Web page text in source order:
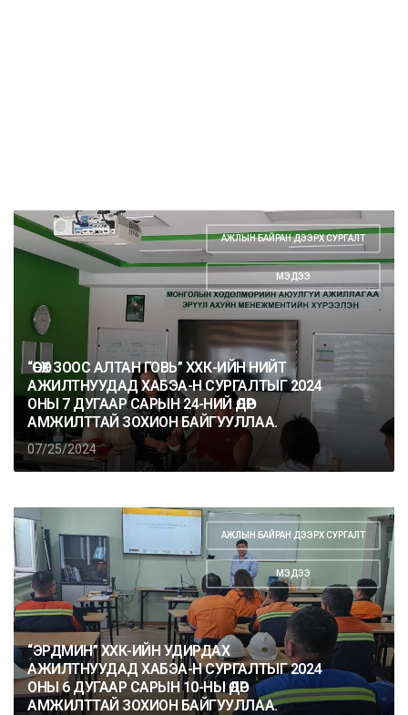
АЖЛЫН БАЙРАН ДЭЭРХ СУРГАЛТ
МЭДЭЭ
“ӨСӨХ ЗООС АЛТАН ГОВЬ” ХХК-ИЙН НИЙТ
АЖИЛТНУУДАД ХАБЭА-Н СУРГАЛТЫГ 2024
ОНЫ 7 ДУГААР САРЫН 24-НИЙ ӨДӨР
АМЖИЛТТАЙ ЗОХИОН БАЙГУУЛЛАА.
07/25/2024
АЖЛЫН БАЙРАН ДЭЭРХ СУРГАЛТ
МЭДЭЭ
“ЭРДМИН” ХХК-ИЙН УДИРДАХ
АЖИЛТНУУДАД ХАБЭА-Н СУРГАЛТЫГ 2024
ОНЫ 6 ДУГААР САРЫН 10-НЫ ӨДӨР
АМЖИЛТТАЙ ЗОХИОН БАЙГУУЛЛАА.